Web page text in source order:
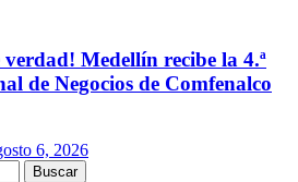
verdad! Medellín recibe la 4.ª
de Negocios de Comfenalco
6, 2026